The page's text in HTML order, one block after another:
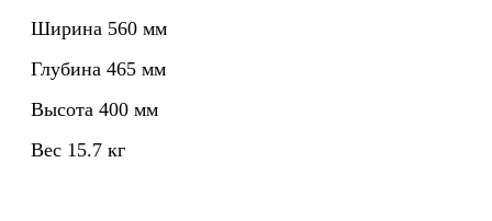
Ширина 560 мм
Глубина 465 мм
Высота 400 мм
Вес 15.7 кг